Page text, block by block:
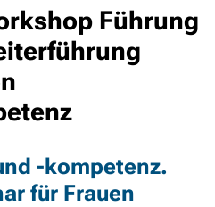
Führung
-kompetenz.
für Frauen